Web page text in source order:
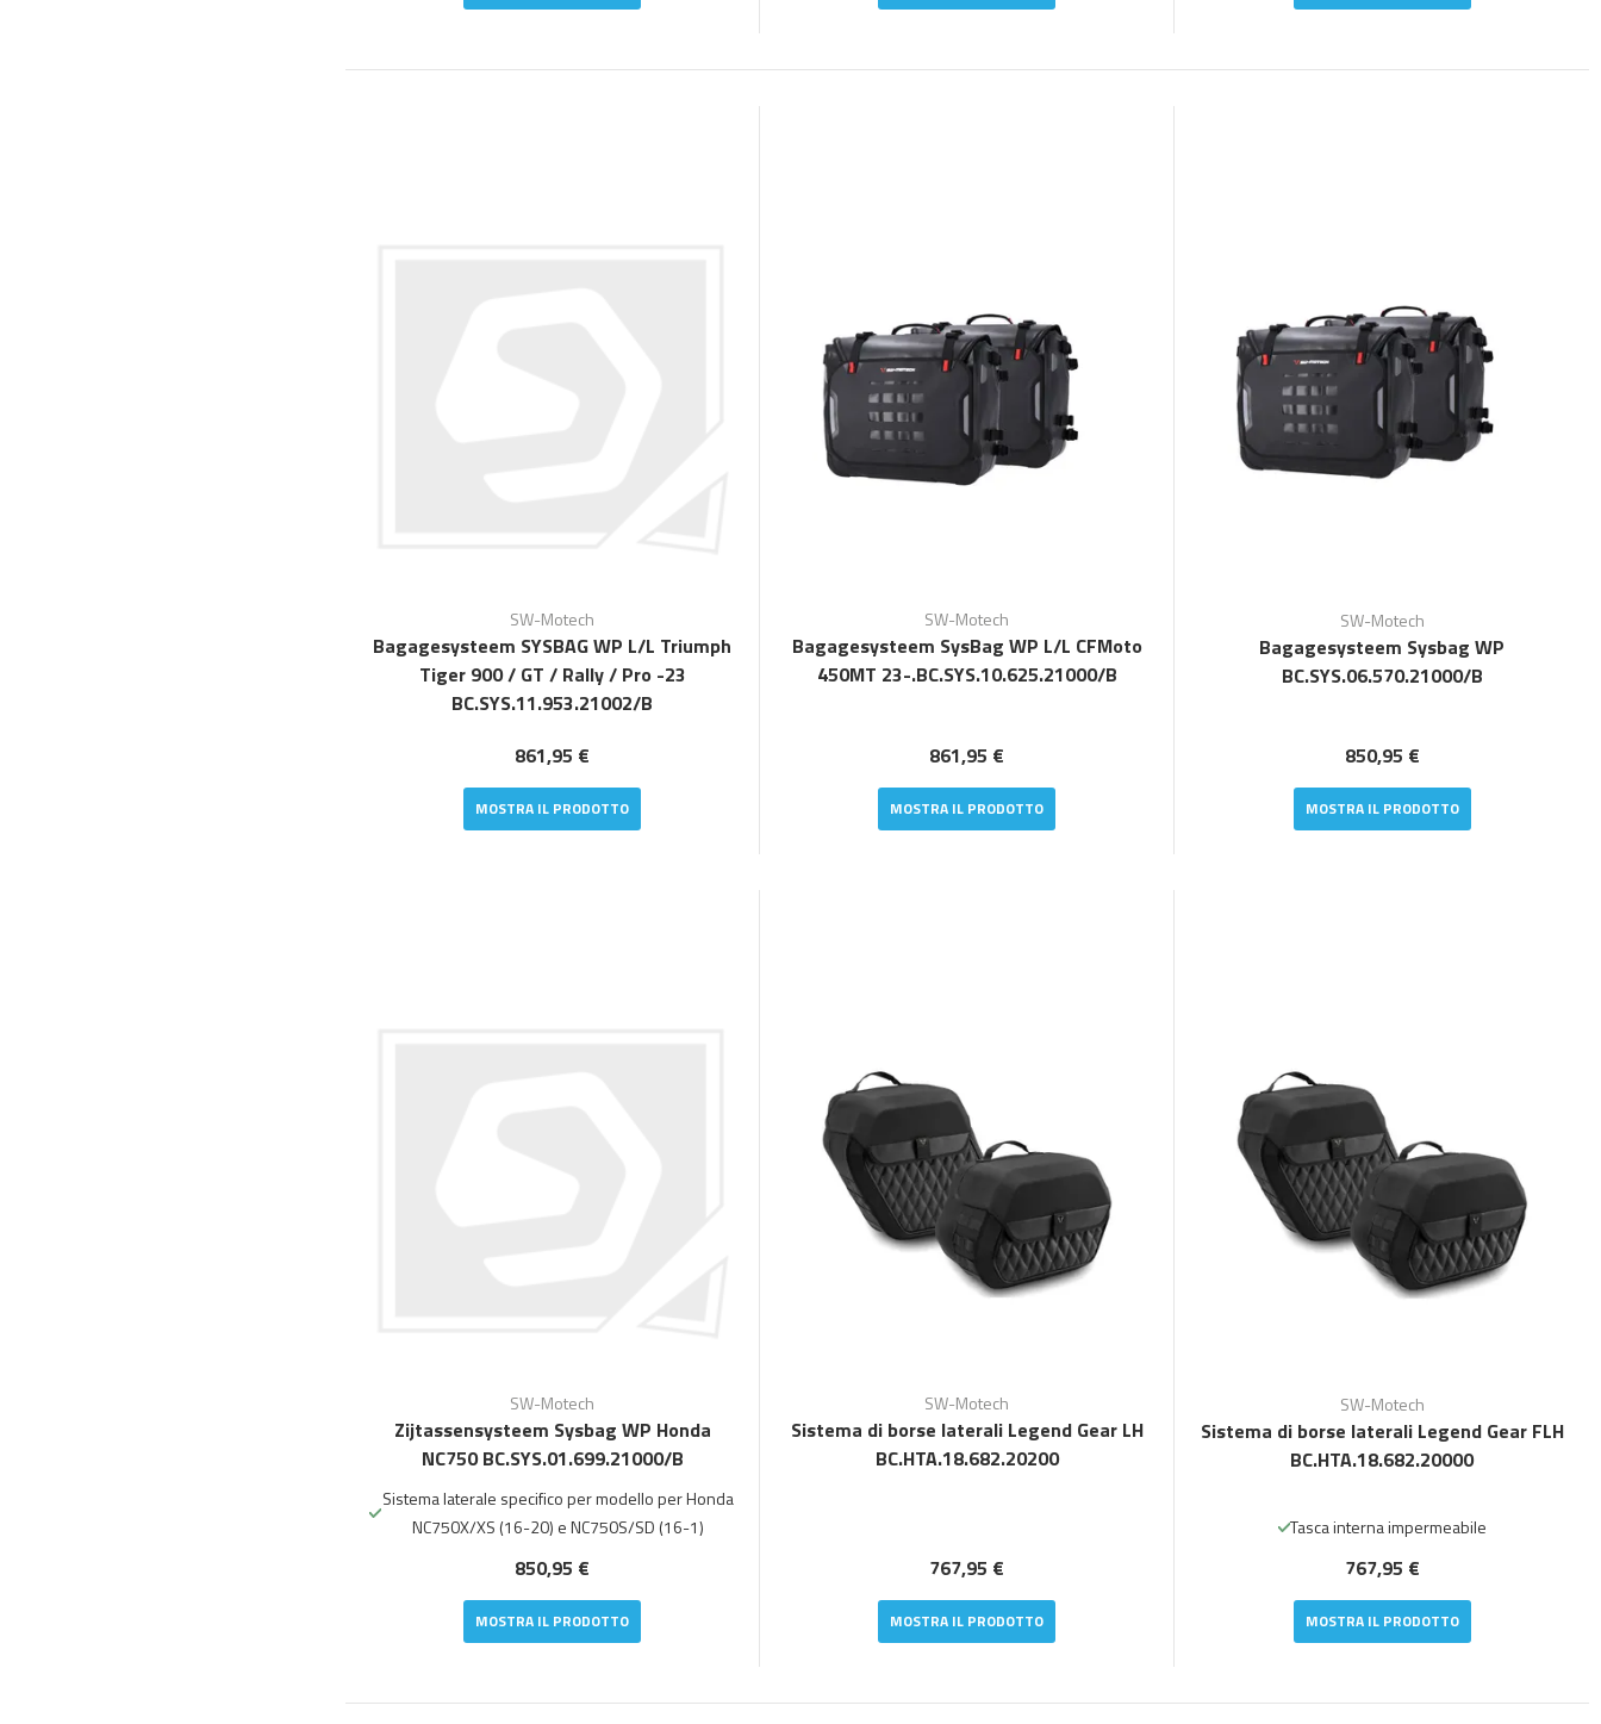
SW-Motech
Bagagesysteem SYSBAG WP L/L Triumph
Tiger 900 / GT / Rally / Pro -23
BC.SYS.11.953.21002/B
861,95 €
MOSTRA IL PRODOTTO
SW-Motech
Bagagesysteem SysBag WP L/L CFMoto
450MT 23-.BC.SYS.10.625.21000/B
861,95 €
MOSTRA IL PRODOTTO
SW-Motech
Bagagesysteem Sysbag WP
BC.SYS.06.570.21000/B
850,95 €
MOSTRA IL PRODOTTO
SW-Motech
Zijtassensysteem Sysbag WP Honda
NC750 BC.SYS.01.699.21000/B
Sistema laterale specifico per modello per Honda
NC750X/XS (16-20) e NC750S/SD (16-1)
850,95 €
MOSTRA IL PRODOTTO
SW-Motech
Sistema di borse laterali Legend Gear LH
BC.HTA.18.682.20200
767,95 €
MOSTRA IL PRODOTTO
SW-Motech
Sistema di borse laterali Legend Gear FLH
BC.HTA.18.682.20000
Tasca interna impermeabile
767,95 €
MOSTRA IL PRODOTTO